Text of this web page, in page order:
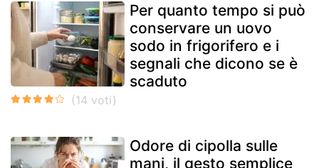
Per quanto tempo si può
conservare un uovo
sodo in frigorifero e i
segnali che dicono se è
scaduto
Odore di cipolla sulle
mani, il gesto semplice